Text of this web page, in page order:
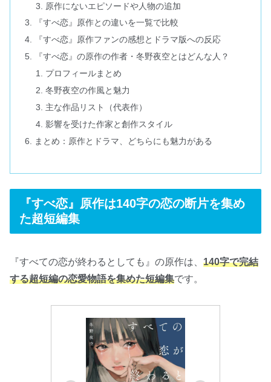
原作にないエピソードや人物の追加
『すべ恋』原作との違いを一覧で比較
『すべ恋』原作ファンの感想とドラマ版への反応
『すべ恋』の原作の作者・冬野夜空とはどんな人？
プロフィールまとめ
冬野夜空の作風と魅力
主な作品リスト（代表作）
影響を受けた作家と創作スタイル
まとめ：原作とドラマ、どちらにも魅力がある
『すべ恋』原作は140字の恋の断片を集め
た超短編集
『すべての恋が終わるとしても』の原作は、 140字で完結
する超短編の恋愛物語を集めた短編集です。